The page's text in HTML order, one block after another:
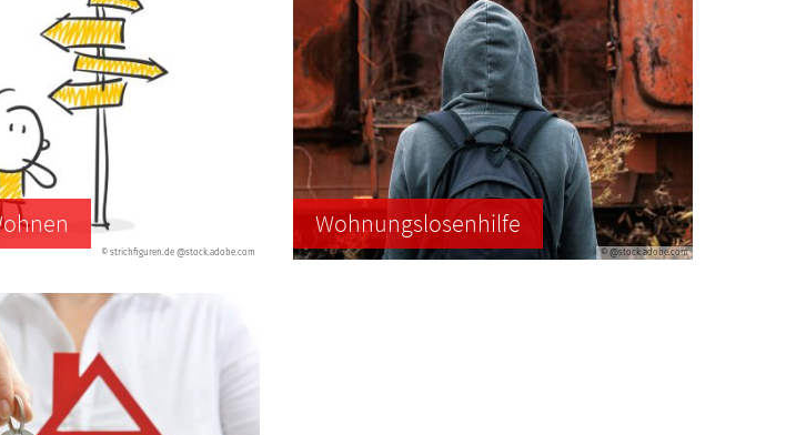
© strichfiguren.de @stock.adobe.com © @stock.adobe.com
Wohnungslosenhilfe